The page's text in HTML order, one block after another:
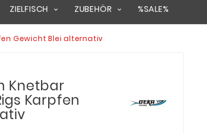
ZIELFISCH ZUBEHÖR %SALE%
Gewicht Blei alternativ
Knetbar
Karpfen